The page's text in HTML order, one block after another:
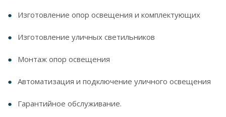
Изготовление опор освещения и комплектующих
Изготовление уличных светильников
Монтаж опор освещения
Автоматизация и подключение уличного освещения
Гарантийное обслуживание.